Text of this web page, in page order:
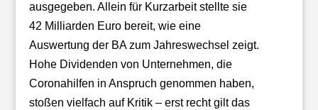
ausgegeben. Allein für Kurzarbeit stellte sie
42 Milliarden Euro bereit, wie eine
Auswertung der BA zum Jahreswechsel zeigt.
Hohe Dividenden von Unternehmen, die
Coronahilfen in Anspruch genommen haben,
stoßen vielfach auf Kritik – erst recht gilt das